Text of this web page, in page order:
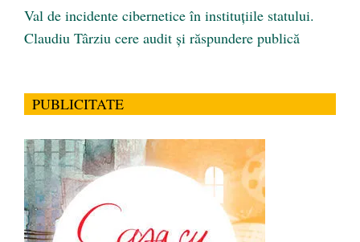
Val de incidente cibernetice în instituțiile statului.
Claudiu Târziu cere audit și răspundere publică
PUBLICITATE